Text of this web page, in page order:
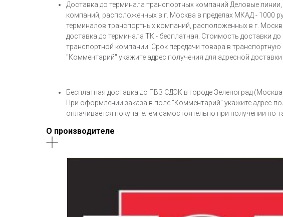
Доставка до терминала транспортных компаний Деловые
компаний, расположенных в г. Москва в пределах МКАД - 1000
терминалов транспортных компаний, расположенных в г.
доставка до терминала ТК - бесплатная. Стоимость доставки
транспортной компании. Срок передачи товара в
"Комментарий" укажите адрес получения для адресной
Бесплатная доставка до ПВЗ СДЭК в городе Зеленоград
При оформлении заказа в поле "Комментарий" укажите адрес
оплачивается покупателем самостоятельно при получении по
О производителе